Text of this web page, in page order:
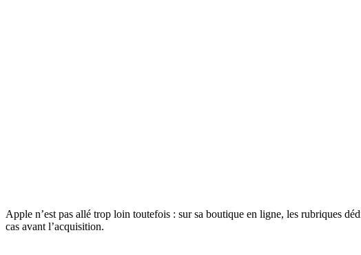
Apple n’est pas allé trop loin toutefois : sur sa boutique en ligne, les rubriques
cas avant l’acquisition.